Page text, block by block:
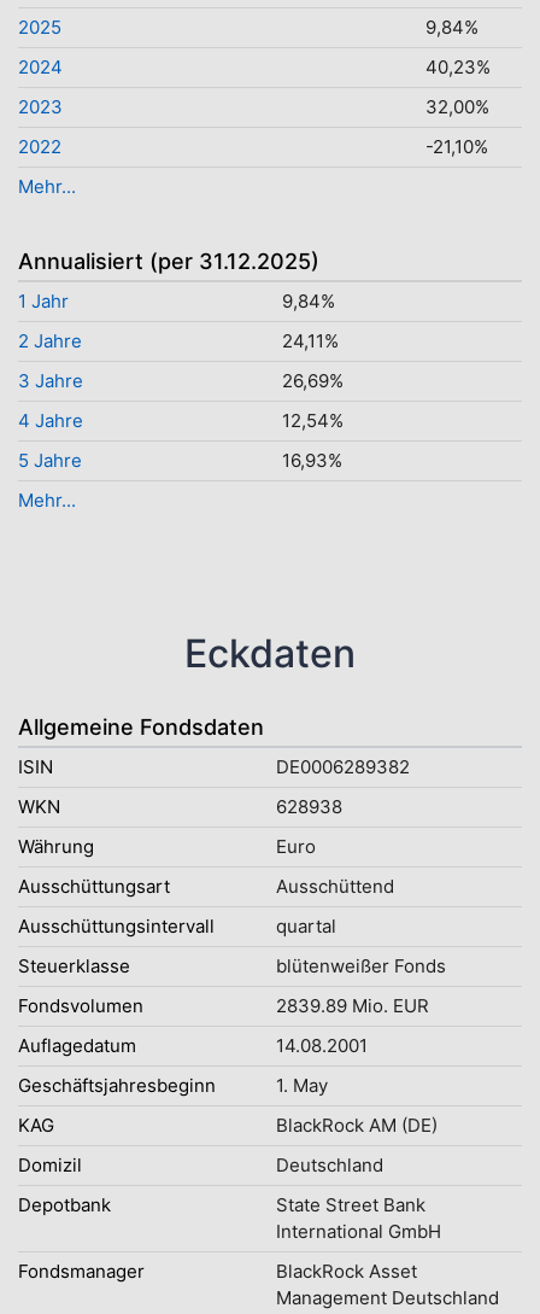
2025
9,84%
2024
40,23%
2023
32,00%
2022
-21,10%
Mehr...
Annualisiert (per 31.12.2025)
1 Jahr
9,84%
2 Jahre
24,11%
3 Jahre
26,69%
4 Jahre
12,54%
5 Jahre
16,93%
Mehr...
Eckdaten
Allgemeine Fondsdaten
ISIN
DE0006289382
WKN
628938
Währung
Euro
Ausschüttungsart
Ausschüttend
Ausschüttungsintervall
quartal
Steuerklasse
blütenweißer Fonds
Fondsvolumen
2839.89 Mio. EUR
Auflagedatum
14.08.2001
Geschäftsjahresbeginn
1. May
KAG
BlackRock AM (DE)
Domizil
Deutschland
Depotbank
State Street Bank
International GmbH
Fondsmanager
BlackRock Asset
Management Deutschland